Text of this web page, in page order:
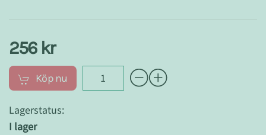
256 kr
Köp nu
Lagerstatus:
I lager